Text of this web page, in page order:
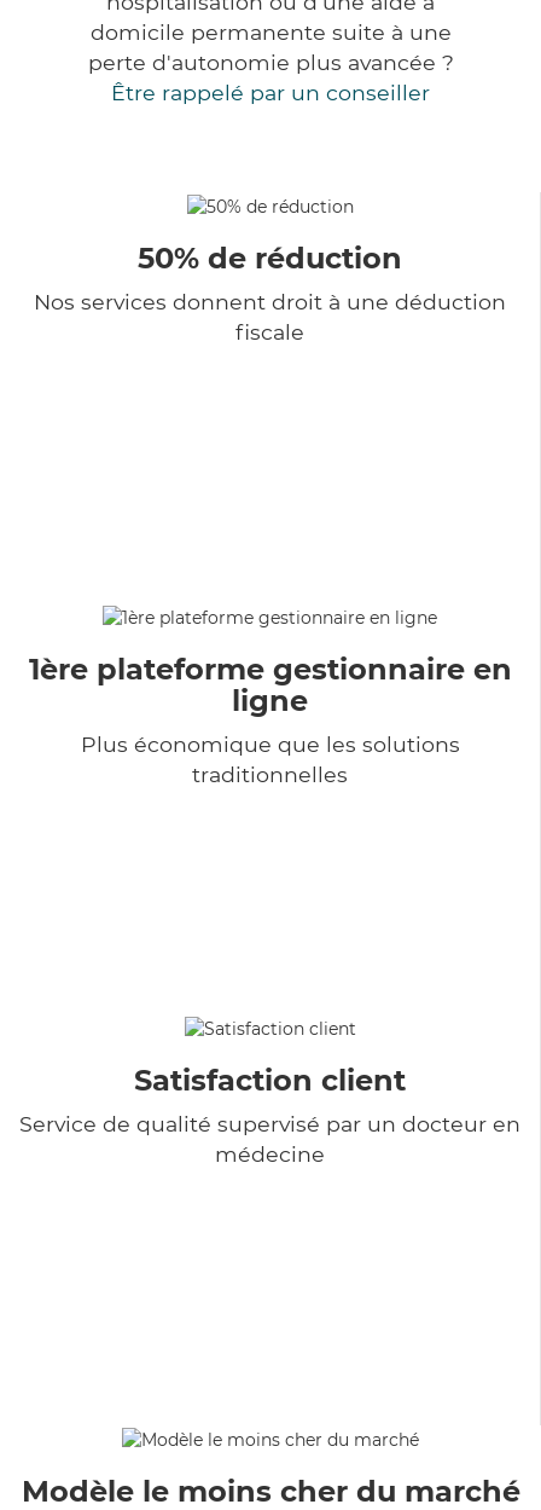
domicile permanente suite à une
perte d'autonomie plus avancée ?
Être rappelé par un conseiller
50% de réduction
Nos services donnent droit à une déduction
fiscale
1ère plateforme gestionnaire en
ligne
Plus économique que les solutions
traditionnelles
Satisfaction client
Service de qualité supervisé par un docteur en
médecine
Modèle le moins cher du marché